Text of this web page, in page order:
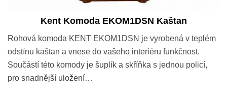
Kent Komoda EKOM1DSN Kaštan
Rohová komoda KENT EKOM1DSN je vyrobená v teplém
odstínu kaštan a vnese do vašeho interiéru funkčnost.
Součástí této komody je šuplík a skříňka s jednou policí,
pro snadnější uložení…